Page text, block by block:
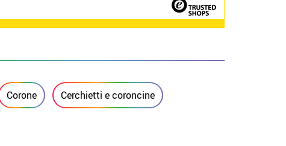
Corone Cerchietti e coroncine